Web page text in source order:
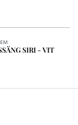
SIRI - VIT